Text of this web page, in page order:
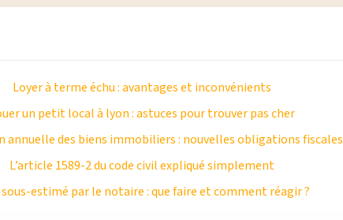
Loyer à terme échu : avantages et inconvénients
un petit local à lyon : astuces pour trouver pas cher
annuelle des biens immobiliers : nouvelles obligations fiscales
L’article 1589-2 du code civil expliqué simplement
estimé par le notaire : que faire et comment réagir ?